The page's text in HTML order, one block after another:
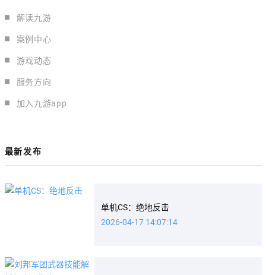
解读九游
案例中心
游戏动态
服务方向
加入九游app
最新发布
单机CS：绝地反击
2026-04-17 14:07:14